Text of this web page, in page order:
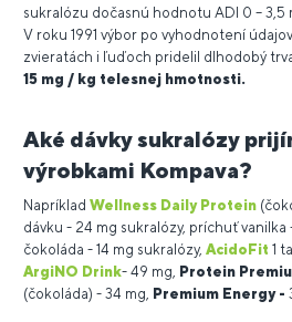
sukralózu dočasnú hodnotu ADI 0 –
V roku 1991 výbor po vyhodnotení
zvieratách i ľuďoch pridelil dlhodobý
15 mg / kg telesnej hmotnosti.
Aké dávky sukralózy
výrobkami Kompava?
Napríklad Wellness Daily Protein
dávku - 24 mg sukralózy, príchuť vanilka
čokoláda - 14 mg sukralózy, AcidoFit 1
ArgiNO Drink- 49 mg, Protein
(čokoláda) - 34 mg, Premium Energy -